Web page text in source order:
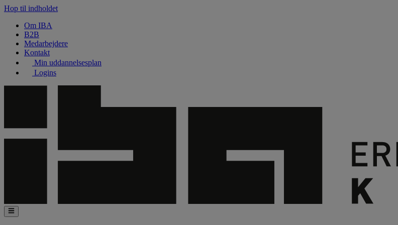
Hop til indholdet
Om IBA
B2B
Medarbejdere
Kontakt
Min uddannelsesplan
Logins